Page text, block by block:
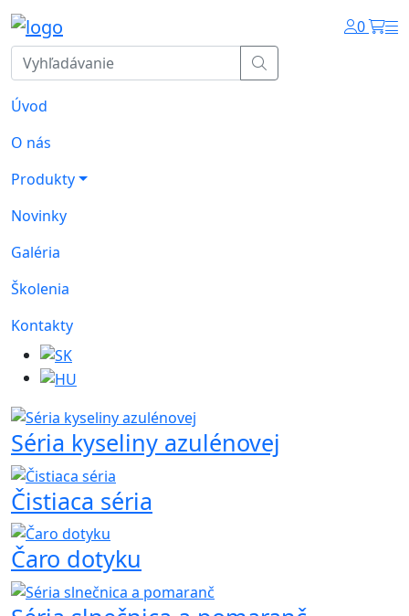
0
Úvod
O nás
Produkty
Novinky
Galéria
Školenia
Kontakty
Séria kyseliny azulénovej
Čistiaca séria
Čaro dotyku